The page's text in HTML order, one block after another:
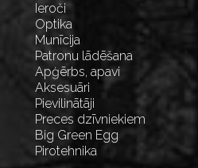
Ieroči
Optika
Munīcija
Patronu lādēšana
Apģērbs, apavi
Aksesuāri
Pievilinātāji
Preces dzīvniekiem
Big Green Egg
Pirotehnika